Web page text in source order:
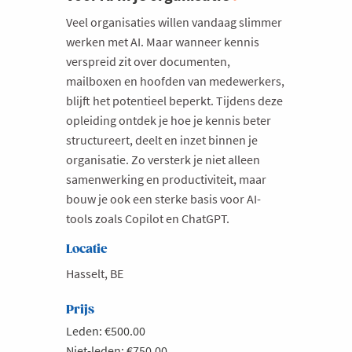
Veel organisaties willen vandaag slimmer
werken met AI. Maar wanneer kennis
verspreid zit over documenten,
mailboxen en hoofden van medewerkers,
blijft het potentieel beperkt. Tijdens deze
opleiding ontdek je hoe je kennis beter
structureert, deelt en inzet binnen je
organisatie. Zo versterk je niet alleen
samenwerking en productiviteit, maar
bouw je ook een sterke basis voor AI-
tools zoals Copilot en ChatGPT.
Locatie
Hasselt, BE
Prijs
Leden: €500.00